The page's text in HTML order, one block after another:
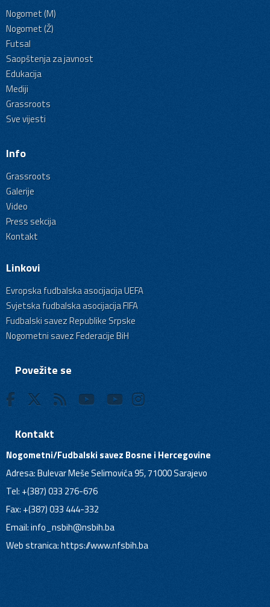
Nogomet (M)
Nogomet (Ž)
Futsal
Saopštenja za javnost
Edukacija
Mediji
Grassroots
Sve vijesti
Info
Grassroots
Galerije
Video
Press sekcija
Kontakt
Linkovi
Evropska fudbalska asocijacija UEFA
Svjetska fudbalska asocijacija FIFA
Fudbalski savez Republike Srpske
Nogometni savez Federacije BiH
Povežite se
Kontakt
Nogometni/Fudbalski savez Bosne i Hercegovine
Adresa: Bulevar Meše Selimovića 95, 71000 Sarajevo
Tel: +(387) 033 276-676
Fax: +(387) 033 444-332
Email:info_nsbih@nsbih.ba
Web stranica: https://www.nfsbih.ba